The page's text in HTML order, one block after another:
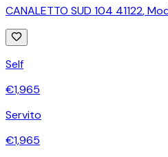
CANALETTO SUD 104 41122,
Self
€1,965
Servito
€1,965